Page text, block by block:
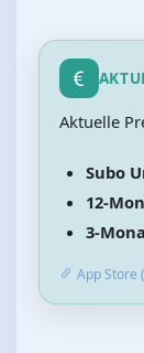
Aktuelle
Subo
App Store